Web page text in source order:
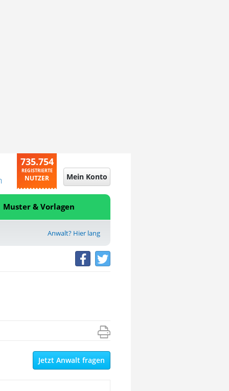
735.754
REGISTRIERTE
NUTZER Mein Konto
Muster & Vorlagen
Anwalt? Hier lang
Jetzt Anwalt fragen